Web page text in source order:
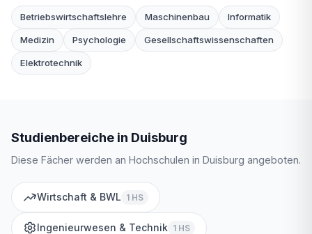
Betriebswirtschaftslehre Maschinenbau Informatik
Medizin Psychologie Gesellschaftswissenschaften
Elektrotechnik
Studienbereiche in Duisburg
Diese Fächer werden an Hochschulen in Duisburg angeboten.
Wirtschaft & BWL 1 HS
Ingenieurwesen & Technik 1 HS